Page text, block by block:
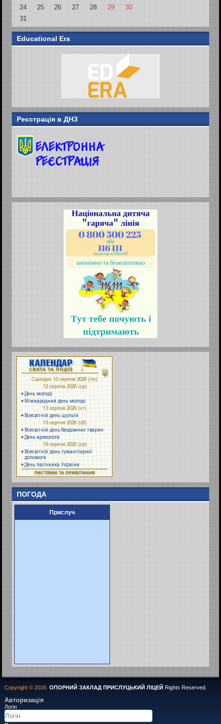
24
25 26 27 28 29
30
31
Educational Era
Реєстрація в ДНЗ
ПОГОДА
Прислуч
Copyright © 2026. ОПОРНИЙ ЗАКЛАД ПРИСЛУЦЬКИЙ ЛІЦЕЙRights Reserved.
Авторизація
Логін